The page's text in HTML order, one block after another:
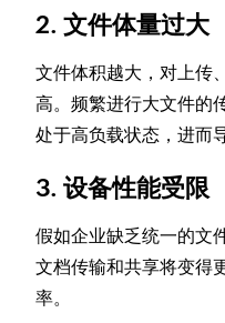
2. 文件体量过大
文件体积越大，对上传
高。频繁进行大文件的
处于高负载状态，进而
3. 设备性能受限
假如企业缺乏统一的文
文档传输和共享将变得
率。